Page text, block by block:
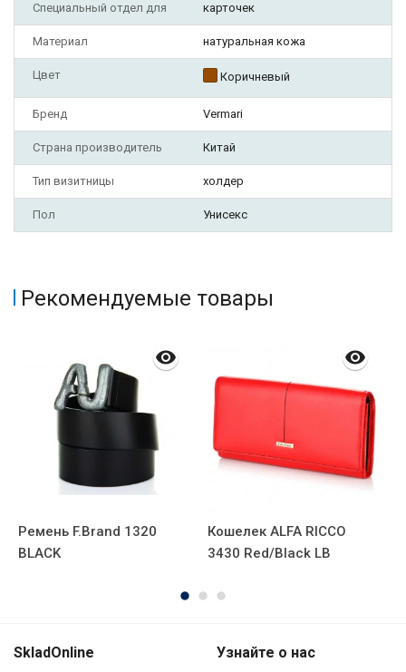
Специальный отдел для карточек
Материал натуральная кожа
Цвет Коричневый
Бренд Vermari
Страна производитель Китай
Тип визитницы холдер
Пол Унисекс
Рекомендуемые товары
Ремень F.Brand 1320
BLACK
Кошелек ALFA RICCO
3430 Red/Black LB
SkladOnline Узнайте о нас